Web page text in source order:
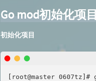
Go mod初始化项目
初始化项目
[root@master